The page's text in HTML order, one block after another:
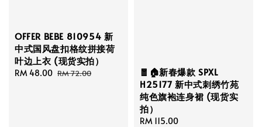
OFFER BEBE 810954 新
中式国风盘扣格纹拼接荷
叶边上衣 (现货实拍）
Sale
RM 48.00 Regular
RM 72.00
🧧🏠新春爆款 SPXL
H25177 新中式刺绣竹苑
纯色旗袍连身裙 (现货实
拍）
Regular
RM 115.00